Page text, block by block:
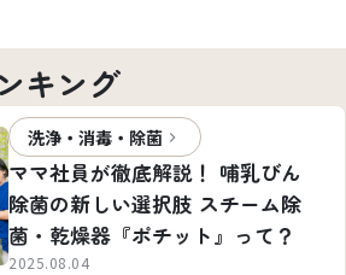
キング
洗浄・消毒・除菌
ママ社員が徹底解説！ 哺乳びん
除菌の新しい選択肢 スチーム除
菌・乾燥器『ポチット』って？
2025.08.04